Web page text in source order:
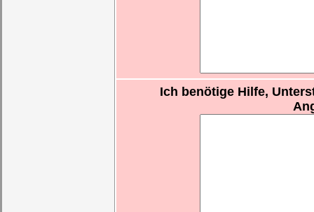
Ich benötige Hilfe,